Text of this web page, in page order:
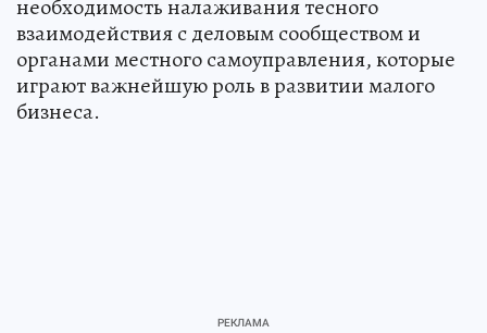
необходимость налаживания тесного
взаимодействия с деловым сообществом и
органами местного самоуправления, которые
играют важнейшую роль в развитии малого
бизнеса.